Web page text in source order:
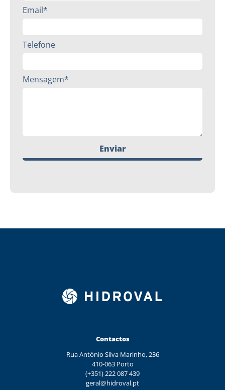
Email*
Telefone
Mensagem*
Enviar
Contactos
Rua António Silva Marinho, 236
410-063 Porto
(+351) 222 087 439
geral@hidroval.pt